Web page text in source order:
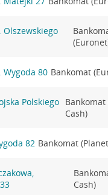
Olszewskiego
Wygoda 80 Bankomat
Polskiego Bankomat
Cash)
82 Bankomat
Cash)